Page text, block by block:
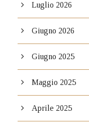
Luglio 2026
Giugno 2026
Giugno 2025
Maggio 2025
Aprile 2025